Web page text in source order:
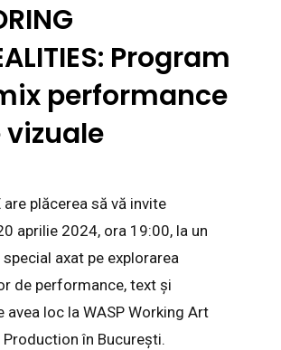
Program
performance
are plăcerea să vă invite
aprilie 2024, ora 19:00, la un
axat pe explorarea
de performance, text și
avea loc la WASP Working Art
Production în București.